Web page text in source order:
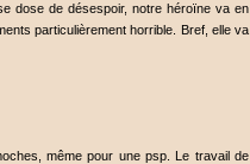
dose de désespoir, notre héroïne va en
particulièrement horrible. Bref, elle va
même pour une psp. Le travail de